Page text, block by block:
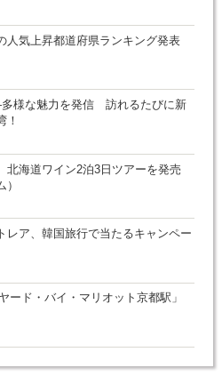
人気上昇都道府県ランキング発表
多様な魅力を発信 訪れるたびに新
！
北海道ワイン2泊3日ツアーを発売
レア、韓国旅行で当たるキャンペー
ード・バイ・マリオット京都駅」